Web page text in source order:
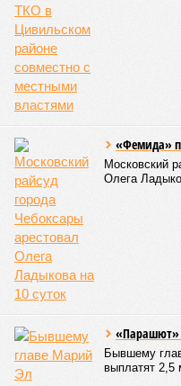
Версия //
работы 20 сотрудников детских
Роспотребнадзор после
сотрудников детских
Здоровый отдых
детских